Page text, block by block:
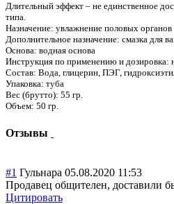
Длительный эффект – не единственное
типа.
Назначение: увлажнение половых органов
Дополнительное назначение: смазка для
Основа: водная основа
Инструкция по применению и дозировка:
Состав: Вода, глицерин, ПЭГ,
Упаковка: туба
Вес (брутто): 55 гр.
Объем: 50 гр.
Отзывы
#1 Гульнара 05.08.2020 11:53
Продавец общителен, доставили
Цитировать